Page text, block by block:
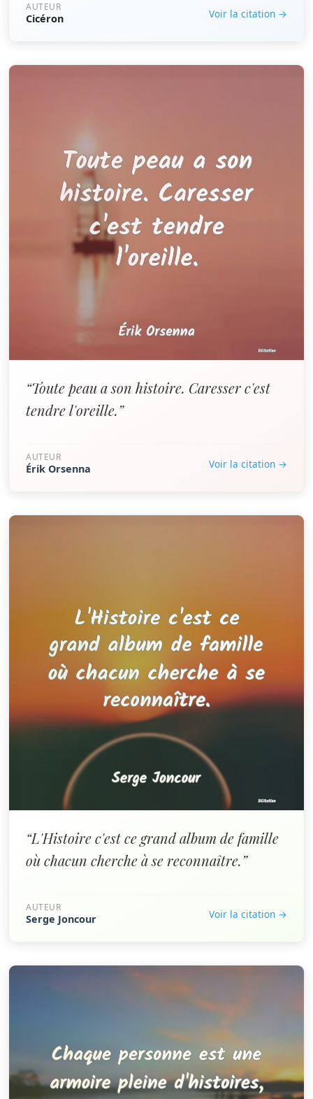
AUTEUR
Cicéron Voir la citation →
“Toute peau a son histoire. Caresser c'est
tendre l'oreille.”
AUTEUR
Érik Orsenna Voir la citation →
“L'Histoire c'est ce grand album de famille
où chacun cherche à se reconnaître.”
AUTEUR
Serge Joncour Voir la citation →